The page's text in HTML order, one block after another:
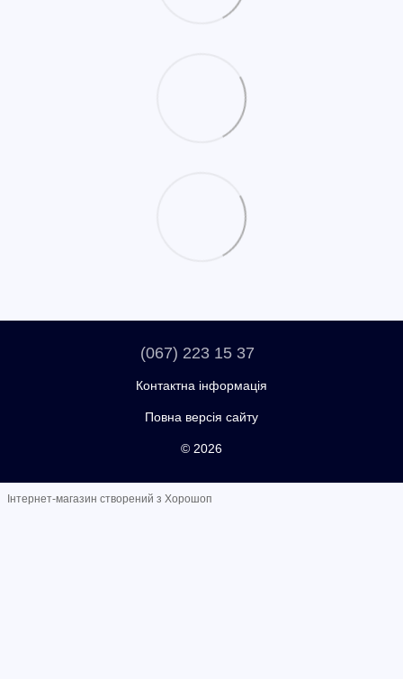
(067) 223 15 37
Контактна інформація
Повна версія сайту
© 2026
Інтернет-магазин створений з Хорошоп